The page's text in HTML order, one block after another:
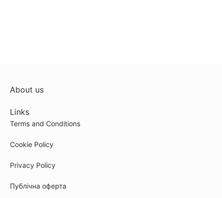
About us
Links
Terms and Conditions
Cookie Policy
Privacy Policy
Публічна оферта